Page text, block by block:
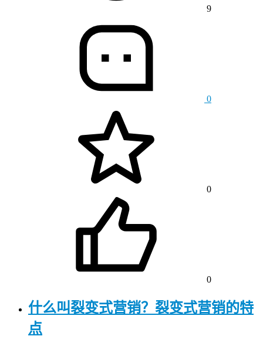
9
0
0
0
什么叫裂变式营销？裂变式营销的特
点